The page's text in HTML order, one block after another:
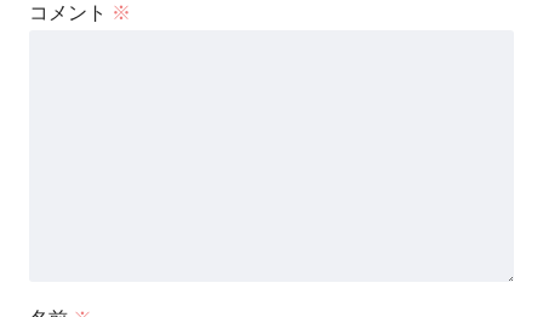
コメント ※